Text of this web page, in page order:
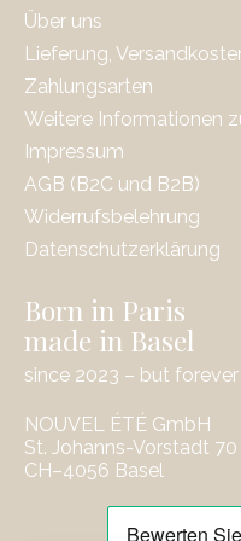
Über uns
Lieferung,
Zahlungsarten
Weitere Informationen
Impressum
AGB (B2C und B2B)
Widerrufsbelehrung
Datenschutzerklärung
Born in Paris
made in Basel
since 2023 – but forever
NOUVEL ÉTÉ GmbH
St. Johanns-Vorstadt 70
CH–4056 Basel